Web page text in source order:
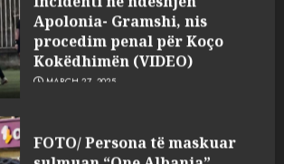
Apolonia- Gramshi, nis
procedim penal për Koço
Kokëdhimën (VIDEO)
MARCH 27, 2025
FOTO/ Persona të maskuar